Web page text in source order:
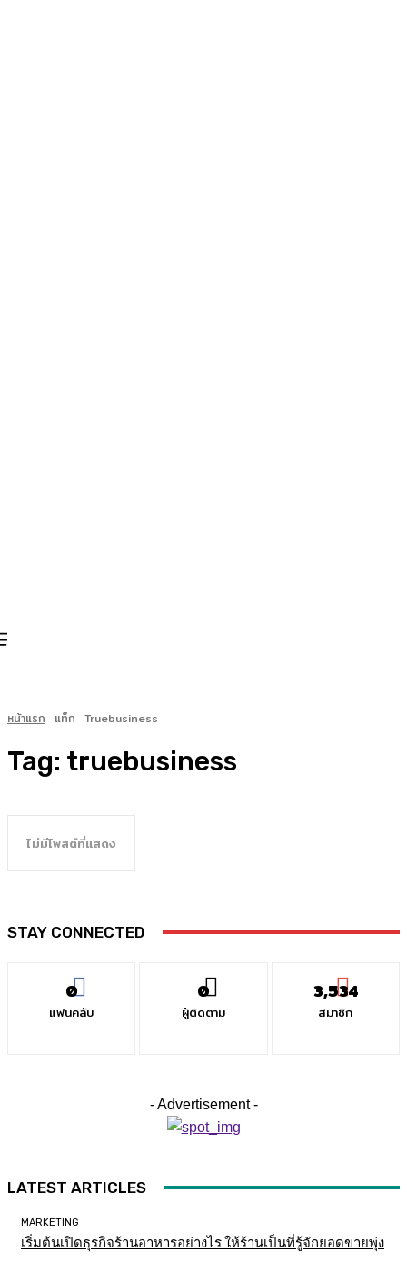
หน้าแรก แท็ก Truebusiness
Tag: truebusiness
ไม่มีโพสต์ที่แสดง
STAY CONNECTED
0
แฟนคลับ
0
ผู้ติดตาม
3,534
สมาชิก
- Advertisement -
LATEST ARTICLES
MARKETING
เริ่มต้นเปิดธุรกิจร้านอาหารอย่างไร ให้ร้านเป็นที่รู้จักยอดขายพุ่ง